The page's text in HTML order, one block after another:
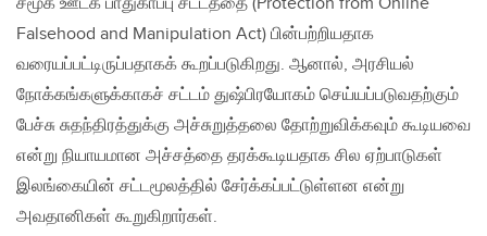
Falsehood and Manipulation Act) பின்பற்றியதாக
வரையப்பட்டிருப்பதாகக் கூறப்படுகிறது. ஆனால், அரசியல்
நோக்கங்களுக்காகச் சட்டம் துஷ்பிரயோகம் செய்யப்படுவதற்கும்
பேச்சு சுதந்திரத்துக்கு அச்சுறுத்தலை தோற்றுவிக்கவும் கூடியவை
என்று நியாயமான அச்சத்தை தரக்கூடியதாக சில ஏற்பாடுகள்
இலங்கையின் சட்டமூலத்தில் சேர்க்கப்பட்டுள்ளன என்று
அவதானிகள் கூறுகிறார்கள்.